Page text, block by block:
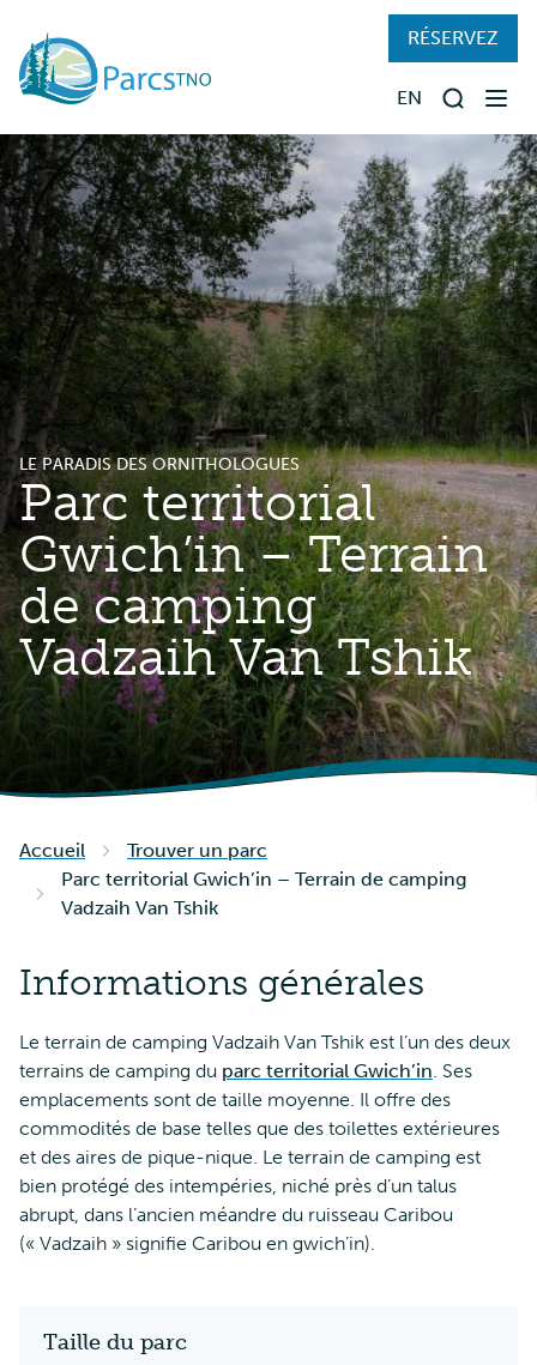
main
content
TROUVER UN PARC
RÉSERVATIONS
PRÉPARER VOTRE SÉJOUR
VISITER LES PARCS
À PROPOS
RÉSERVEZ
EN
LE PARADIS DES ORNITHOLOGUES
Parc territorial
Gwich’in – Terrain
de camping
Vadzaih Van Tshik
Accueil
Trouver un parc
Parc territorial Gwich’in – Terrain de camping
Vadzaih Van Tshik
Informations générales
Le terrain de camping Vadzaih Van Tshik est l’un des deux
terrains de camping du parc territorial Gwich’in. Ses
emplacements sont de taille moyenne. Il offre des
commodités de base telles que des toilettes extérieures
et des aires de pique-nique. Le terrain de camping est
bien protégé des intempéries, niché près d’un talus
abrupt, dans l’ancien méandre du ruisseau Caribou
(« Vadzaih » signifie Caribou en gwich’in).
Taille du parc